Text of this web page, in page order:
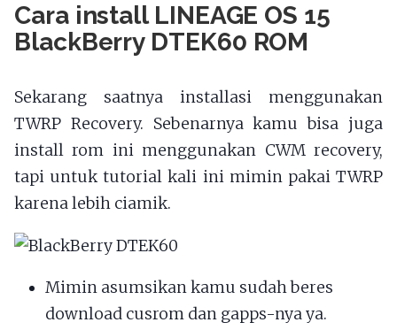
Cara install LINEAGE OS 15
BlackBerry DTEK60 ROM
Sekarang saatnya installasi menggunakan
TWRP Recovery. Sebenarnya kamu bisa juga
install rom ini menggunakan CWM recovery,
tapi untuk tutorial kali ini mimin pakai TWRP
karena lebih ciamik.
Mimin asumsikan kamu sudah beres
download cusrom dan gapps-nya ya.